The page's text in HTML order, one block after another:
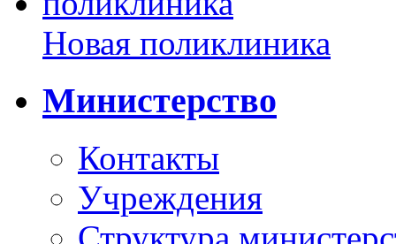
Новая поликлиника
Министерство
Контакты
Учреждения